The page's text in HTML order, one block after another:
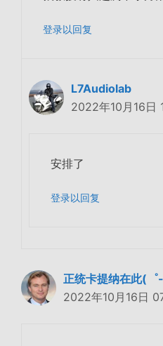
登录以回复
L7Audiolab
2022年10月16日
安排了
登录以回复
正统卡提纳在此(゜
2022年10月16日